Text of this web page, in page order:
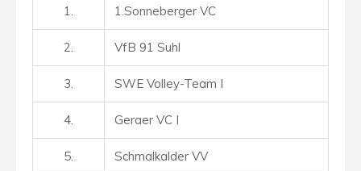
1. 1.Sonneberger VC
2. VfB 91 Suhl
3. SWE Volley-Team I
4. Geraer VC I
5. Schmalkalder VV